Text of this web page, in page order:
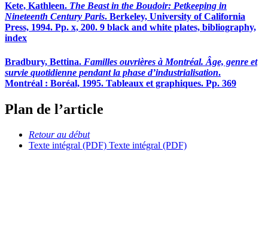
Kete, Kathleen. The Beast in the Boudoir: Petkeeping in
Nineteenth Century Paris. Berkeley, University of California
Press, 1994. Pp. x, 200. 9 black and white plates, bibliography,
index
Bradbury, Bettina. Familles ouvrières à Montréal. Âge, genre et
survie quotidienne pendant la phase d’industrialisation.
Montréal : Boréal, 1995. Tableaux et graphiques. Pp. 369
Plan de l’article
Retour au début
Texte intégral (PDF) Texte intégral (PDF)